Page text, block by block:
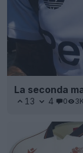
La seconda
13 4 0